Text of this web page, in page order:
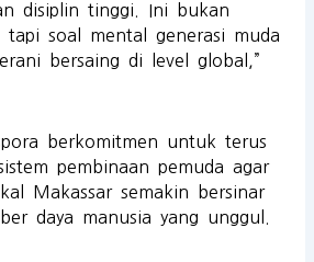
disiplin tinggi. Ini bukan
tapi soal mental generasi muda
bersaing di level global,”
berkomitmen untuk terus
pembinaan pemuda agar
Makassar semakin bersinar
daya manusia yang unggul.